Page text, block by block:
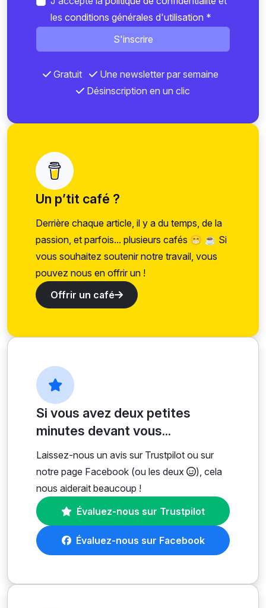
les conditions générales d'utilisation *
S'inscrire
Gratuit
Une newsletter par semaine
Désinscription en un clic
Un p’tit café ?
Derrière chaque article, il y a du temps, de la
passion, et parfois... plusieurs cafés 😁 ☕ Si
vous souhaitez soutenir notre travail, vous
pouvez nous en offrir un !
Offrir un café
Si vous avez deux petites
minutes devant vous...
Laissez-nous un avis sur Trustpilot ou sur
notre page Facebook (ou les deux
), cela
nous aiderait beaucoup !
Évaluez-nous sur Trustpilot
Évaluez-nous sur Facebook